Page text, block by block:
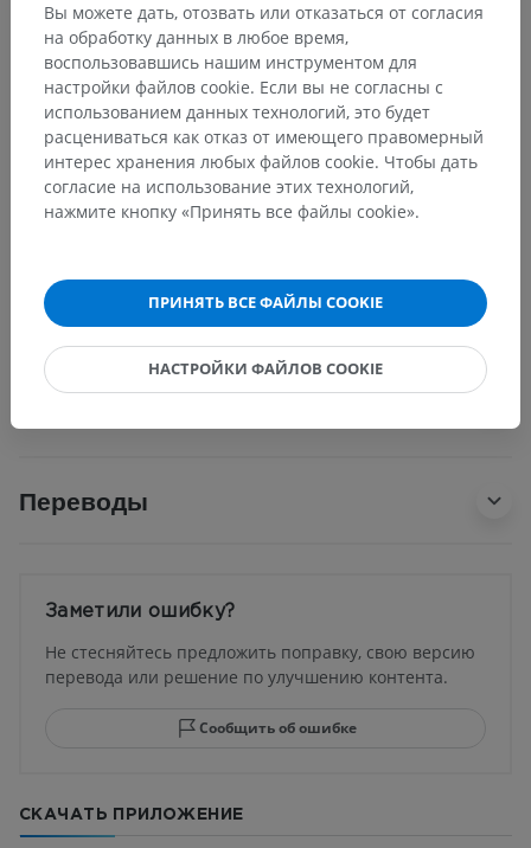
Основные структуры:
Наковально-молоточковый сустав
Наковально-стременной сустав
Сравнительная анатомия
Переводы
Заметили ошибку?
Не стесняйтесь предложить поправку, свою версию
перевода или решение по улучшению контента.
Сообщить об ошибке
СКАЧАТЬ ПРИЛОЖЕНИЕ
Вы можете дать, отозвать или отказаться от согласия
на обработку данных в любое время,
воспользовавшись нашим инструментом для
настройки файлов cookie. Если вы не согласны с
использованием данных технологий, это будет
расцениваться как отказ от имеющего правомерный
интерес хранения любых файлов cookie. Чтобы дать
согласие на использование этих технологий,
нажмите кнопку «Принять все файлы cookie».
ПРИНЯТЬ ВСЕ ФАЙЛЫ COOKIE
НАСТРОЙКИ ФАЙЛОВ COOKIE